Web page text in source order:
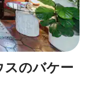
のバケー